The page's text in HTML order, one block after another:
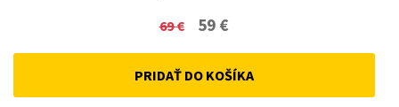
69€
Original
price
was:
59 €
price
is:
PRIDAŤ DO KOŠÍKA